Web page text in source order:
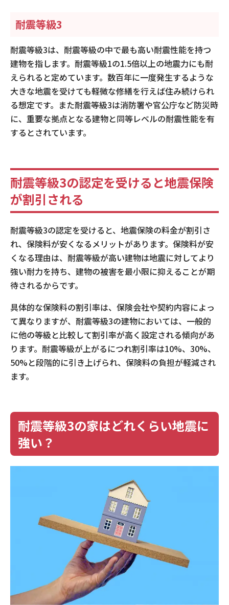
耐震等級3
耐震等級3は、耐震等級の中で最も高い耐震性能を持つ
建物を指します。耐震等級1の1.5倍以上の地震力にも耐
えられると定めています。数百年に一度発生するような
大きな地震を受けても軽微な修繕を行えば住み続けられ
る想定です。また耐震等級3は消防署や官公庁など防災時
に、重要な拠点となる建物と同等レベルの耐震性能を有
するとされています。
耐震等級3の認定を受けると地震保険
が割引される
耐震等級3の認定を受けると、地震保険の料金が割引さ
れ、保険料が安くなるメリットがあります。保険料が安
くなる理由は、耐震等級が高い建物は地震に対してより
強い耐力を持ち、建物の被害を最小限に抑えることが期
待されるからです。
具体的な保険料の割引率は、保険会社や契約内容によっ
て異なりますが、耐震等級3の建物においては、一般的
に他の等級と比較して割引率が高く設定される傾向があ
ります。耐震等級が上がるにつれ割引率は10%、30%、
50%と段階的に引き上げられ、保険料の負担が軽減され
ます。
耐震等級3の家はどれくらい地震に
強い？